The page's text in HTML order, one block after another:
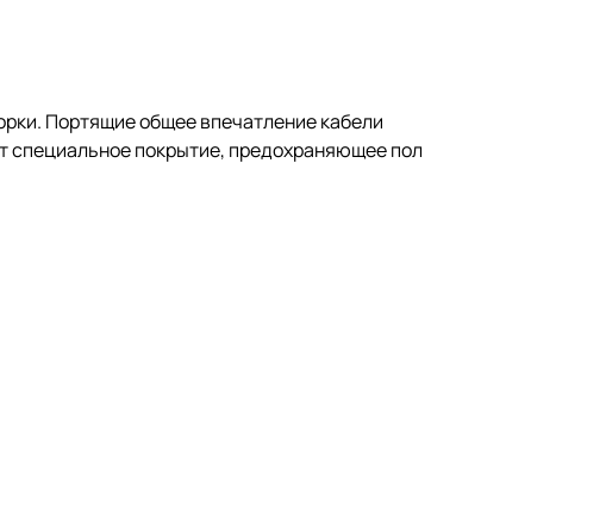
Портящие общее впечатление кабели
специальное покрытие, предохраняющее пол